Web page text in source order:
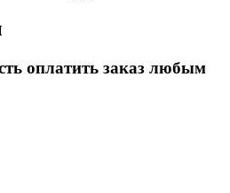
оплатить заказ любым